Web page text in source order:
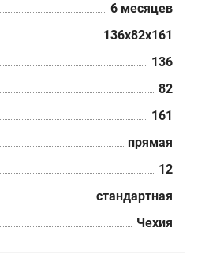
6 месяцев
136x82x161
136
82
161
прямая
12
стандартная
Чехия